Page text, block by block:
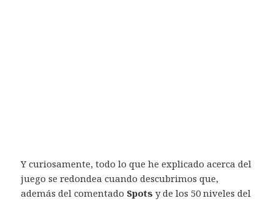
Y curiosamente, todo lo que he explicado acerca del
juego se redondea cuando descubrimos que,
además del comentado Spots y de los 50 niveles del